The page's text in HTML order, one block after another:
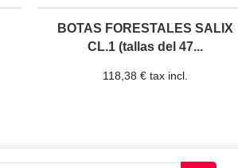
BOTAS FORESTALES SALIX
CL.1 (tallas del 47...
118,38 € tax incl.